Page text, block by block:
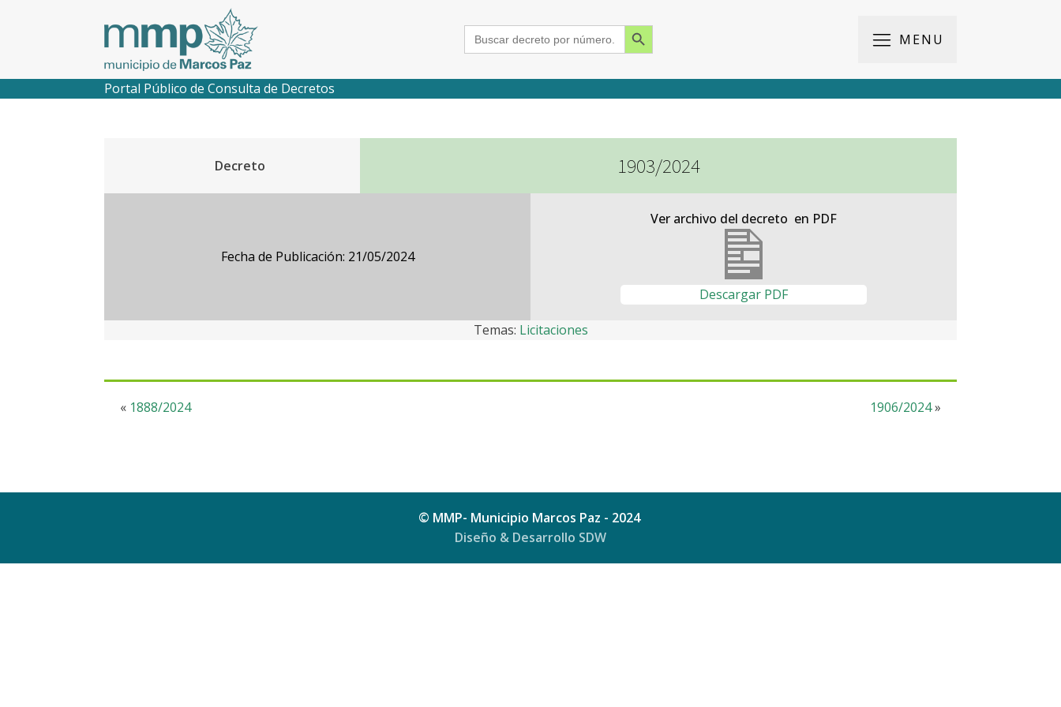
Search
for:
Search Button
MENU
2018
2017
2016
2015
Portal Público de Consulta de Decretos
Decreto 1903/2024
Fecha de Publicación: 21/05/2024
Ver archivo del decreto en PDF
Descargar PDF
Temas: Licitaciones
« 1888/2024 1906/2024»
© MMP- Municipio Marcos Paz - 2024
Diseño & Desarrollo SDW